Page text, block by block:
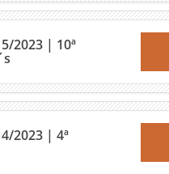
2023 | 10ª
2023 | 4ª